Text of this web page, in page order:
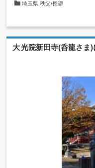
埼玉県 秩父/長瀞
大光院新田寺(呑龍さ